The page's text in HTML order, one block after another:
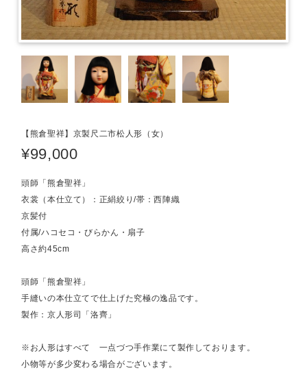
【熊倉聖祥】京製尺二市松人形（女）
¥99,000
頭師「熊倉聖祥」
衣裳（本仕立て）：正絹絞り/帯：西陣織
京髪付
付属/ハコセコ・びらかん・扇子
高さ約45cm
頭師「熊倉聖祥」
手縫いの本仕立てで仕上げた究極の逸品です。
製作：京人形司「洛齊」
※お人形はすべて 一点づつ手作業にて製作しております。
小物等が多少変わる場合がございます。